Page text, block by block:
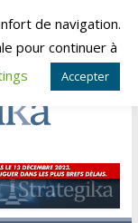
de navigation.
pour continuer à
Accepter